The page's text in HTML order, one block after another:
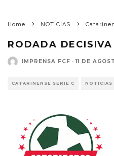
Home NOTÍCIAS
RODADA DECISIVA
IMPRENSA FCF · 11 DE
CATARINENSE SÉRIE C NOTÍCIAS